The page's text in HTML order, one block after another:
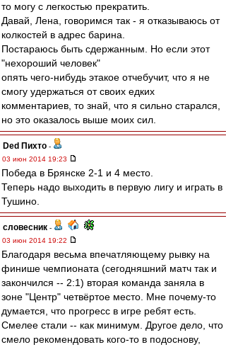
то могу с легкостью прекратить.
Давай, Лена, говоримся так - я отказываюсь от
колкостей в адрес барина.
Постараюсь быть сдержанным. Но если этот
"нехороший человек"
опять чего-нибудь этакое отчебучит, что я не
смогу удержаться от своих едких
комментариев, то знай, что я сильно старался,
но это оказалось выше моих сил.
Ded Пихто -
03 июн 2014 19:23
Победа в Брянске 2-1 и 4 место.
Теперь надо выходить в первую лигу и играть в
Тушино.
словесник -
03 июн 2014 19:22
Благодаря весьма впечатляющему рывку на
финише чемпионата (сегодняшний матч так и
закончился -- 2:1) вторая команда заняла в
зоне "Центр" четвёртое место. Мне почему-то
думается, что прогресс в игре ребят есть.
Смелее стали -- как минимум. Другое дело, что
смело рекомендовать кого-то в подоснову,